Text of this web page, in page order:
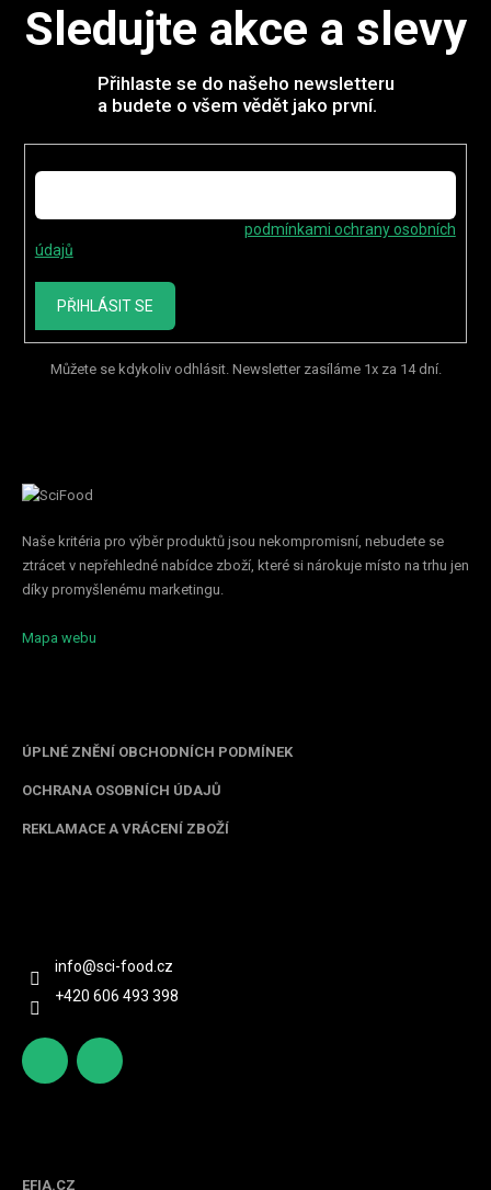
Sledujte akce a slevy
Přihlaste se do našeho newsletteru
a budete o všem vědět jako první.
podmínkami ochrany osobních
údajů
PŘIHLÁSIT SE
Můžete se kdykoliv odhlásit. Newsletter zasíláme 1x za 14 dní.
Naše kritéria pro výběr produktů jsou nekompromisní, nebudete se
ztrácet v nepřehledné nabídce zboží, které si nárokuje místo na trhu jen
díky promyšlenému marketingu.
Mapa webu
ÚPLNÉ ZNĚNÍ OBCHODNÍCH PODMÍNEK
OCHRANA OSOBNÍCH ÚDAJŮ
REKLAMACE A VRÁCENÍ ZBOŽÍ
info@sci-food.cz
+420 606 493 398
om/sc
EFIA.CZ